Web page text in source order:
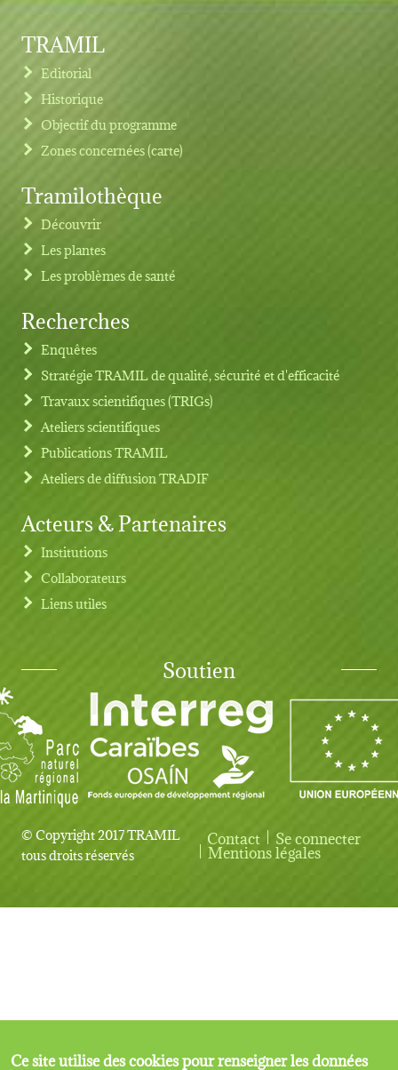
Footer menu
TRAMIL
Editorial
Historique
Objectif du programme
Zones concernées (carte)
Tramilothèque
Découvrir
Les plantes
Les problèmes de santé
Recherches
Enquêtes
Stratégie TRAMIL de qualité, sécurité et d'efficacité
Travaux scientifiques (TRIGs)
Ateliers scientifiques
Publications TRAMIL
Ateliers de diffusion TRADIF
Acteurs & Partenaires
Institutions
Collaborateurs
Liens utiles
Soutien
© Copyright 2017 TRAMIL
tous droits réservés
User account menu
Contact Se connecter
Mentions légales
Ce site utilise des cookies pour renseigner les données